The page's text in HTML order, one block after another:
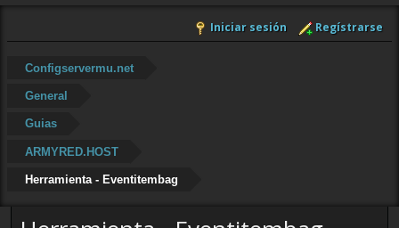
Iniciar sesión Regístrarse
Configservermu.net
General
Guias
ARMYRED.HOST
Herramienta - Eventitembag